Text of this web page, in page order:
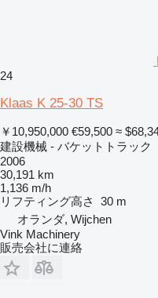
24
Klaas K 25-30 TS
￥10,950,000 €59,500 ≈
建設機械 - バケットトラック
2006
30,191 km
1,136 m/h
リフティング高さ
30 m
オランダ, Wijchen
Vink Machinery
販売会社に連絡